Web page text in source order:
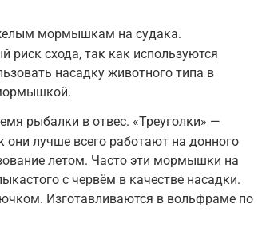
мормышкам на судака.
схода, так как используются
насадку животного типа в
рыбалки в отвес. «Треуголки» —
лучше всего работают на донного
летом. Часто эти мормышки на
с червём в качестве насадки.
Изготавливаются в вольфраме по